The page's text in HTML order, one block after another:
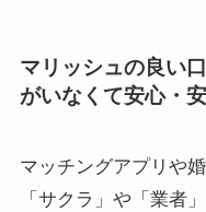
マリッシュの良い
がいなくて安心・安
マッチングアプリや
「サクラ」や「業者